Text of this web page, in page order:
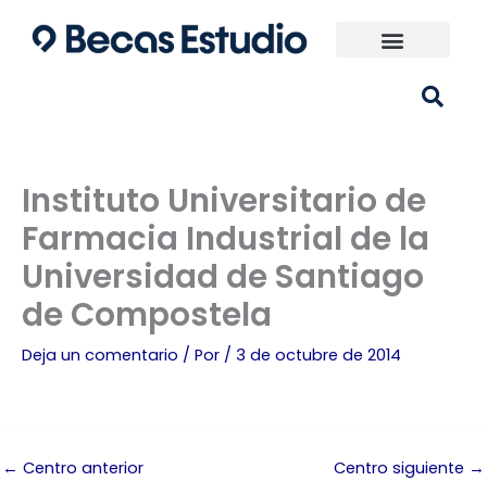
Instituto Universitario de
Farmacia Industrial de la
Universidad de Santiago
de Compostela
Deja un comentario / Por / 3 de octubre de 2014
← Centro anterior Centro siguiente →